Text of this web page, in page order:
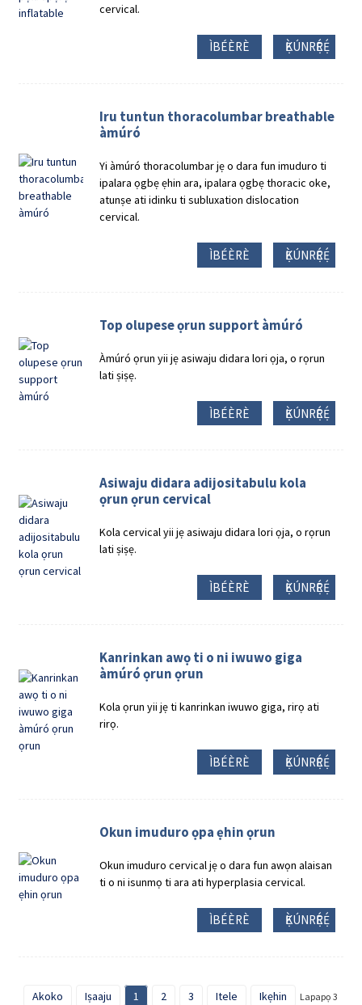
cervical.
ÌBÉÈRÈ Ẹ̀KÚNRẸ́RẸ́
Iru tuntun thoracolumbar breathable
àmúró
Yi àmúró thoracolumbar jẹ o dara fun imuduro ti
ipalara ọgbẹ ẹhin ara, ipalara ọgbẹ thoracic oke,
atunṣe ati idinku ti subluxation dislocation
cervical.
ÌBÉÈRÈ Ẹ̀KÚNRẸ́RẸ́
Top olupese ọrun support àmúró
Àmúró ọrun yii jẹ asiwaju didara lori ọja, o rọrun
lati ṣiṣẹ.
ÌBÉÈRÈ Ẹ̀KÚNRẸ́RẸ́
Asiwaju didara adijositabulu kola
ọrun ọrun cervical
Kola cervical yii jẹ asiwaju didara lori ọja, o rọrun
lati ṣiṣẹ.
ÌBÉÈRÈ Ẹ̀KÚNRẸ́RẸ́
Kanrinkan awọ ti o ni iwuwo giga
àmúró ọrun ọrun
Kola ọrun yii jẹ ti kanrinkan iwuwo giga, rirọ ati
rirọ.
ÌBÉÈRÈ Ẹ̀KÚNRẸ́RẸ́
Okun imuduro ọpa ẹhin ọrun
Okun imuduro cervical jẹ o dara fun awọn alaisan
ti o ni isunmọ ti ara ati hyperplasia cervical.
ÌBÉÈRÈ Ẹ̀KÚNRẸ́RẸ́
Akoko Iṣaaju 1 2 3 Itele Ikẹhin Lapapọ 3